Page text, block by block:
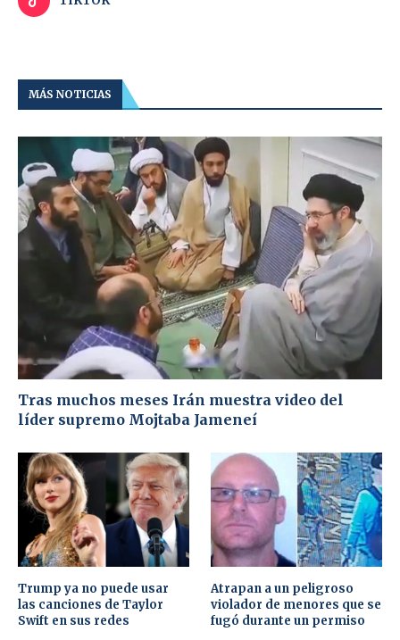
MÁS NOTICIAS
Tras muchos meses Irán muestra video del
líder supremo Mojtaba Jameneí
Trump ya no puede usar
las canciones de Taylor
Swift en sus redes
Atrapan a un peligroso
violador de menores que se
fugó durante un permiso